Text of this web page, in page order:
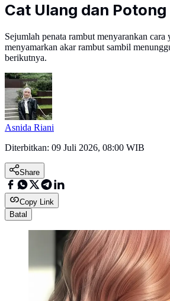
Cat Ulang dan
Sejumlah penata rambut menyarankan
menyamarkan akar rambut sambil
berikutnya.
Asnida Riani
Diterbitkan: 09 Juli 2026, 08:00 WIB
Share
Copy Link
Batal